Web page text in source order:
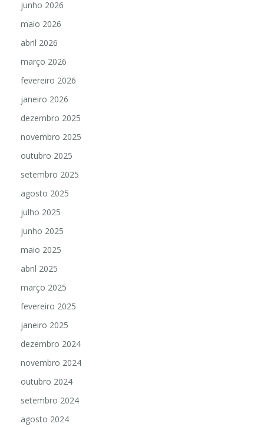
junho 2026
maio 2026
abril 2026
março 2026
fevereiro 2026
janeiro 2026
dezembro 2025
novembro 2025
outubro 2025
setembro 2025
agosto 2025
julho 2025
junho 2025
maio 2025
abril 2025
março 2025
fevereiro 2025
janeiro 2025
dezembro 2024
novembro 2024
outubro 2024
setembro 2024
agosto 2024